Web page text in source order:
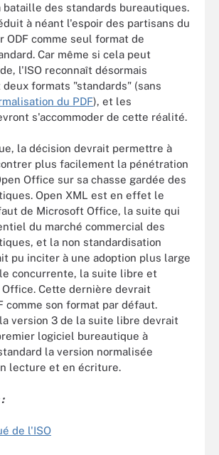
bataille des standards bureautiques.
à néant l'espoir des partisans du
ODF comme seul format de
Car même si cela peut
l'ISO reconnaît désormais
formats "standards" (sans
du PDF), et les
s'accommoder de cette réalité.
la décision devrait permettre à
plus facilement la pénétration
Office sur sa chasse gardée des
Open XML est en effet le
de Microsoft Office, la suite qui
du marché commercial des
et la non standardisation
pu inciter à une adoption plus large
concurrente, la suite libre et
Cette dernière devrait
comme son format par défaut.
version 3 de la suite libre devrait
logiciel bureautique à
la version normalisée
lecture et en écriture.
de l'ISO